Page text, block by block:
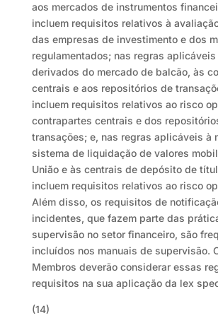
aos mercados de instrumentos
incluem requisitos relativos à
das empresas de investimento e dos
regulamentados; nas regras aplicáveis
derivados do mercado de balcão, às
centrais e aos repositórios de
incluem requisitos relativos ao risco
contrapartes centrais e dos
transações; e, nas regras aplicáveis à
sistema de liquidação de valores
União e às centrais de depósito de
incluem requisitos relativos ao risco
Além disso, os requisitos de
incidentes, que fazem parte das
supervisão no setor financeiro, são
incluídos nos manuais de supervisão.
Membros deverão considerar essas
requisitos na sua aplicação da lex
(14)